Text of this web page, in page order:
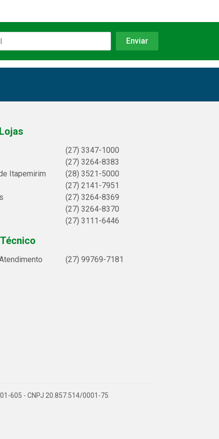
(27) 3347-1000
(27) 3264-8383
Itapemirim
(28) 3521-5000
(27) 2141-7951
(27) 3264-8369
(27) 3264-8370
(27) 3111-6446
(27) 99769-7181
605 - CNPJ 20.857.514/0001-75